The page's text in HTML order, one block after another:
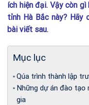
ích hiện đại. Vậy còn
tỉnh Hà Bắc này? Hãy
bài viết sau.
Mục lục
Qúa trình thành lập
Những dự án đào tạo
gia